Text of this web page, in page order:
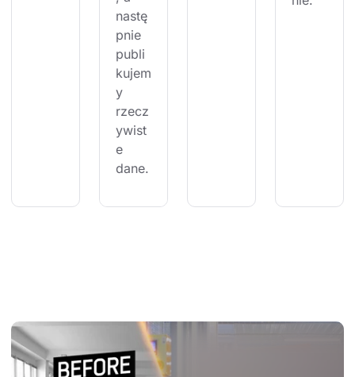
nastę
pnie
publi
kujem
y
rzecz
ywist
e
dane.